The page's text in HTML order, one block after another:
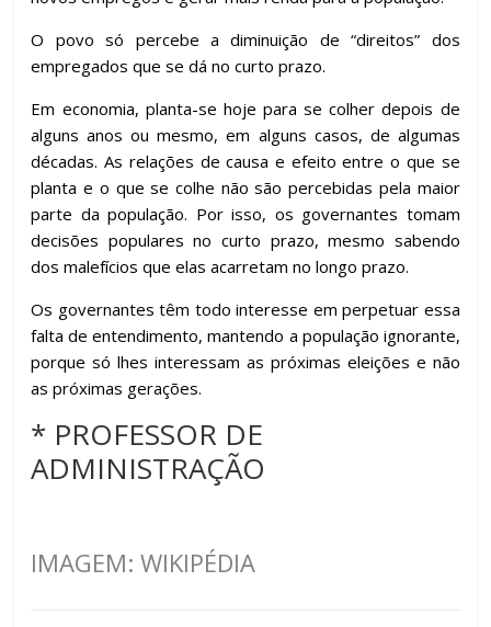
O povo só percebe a diminuição de “direitos” dos
empregados que se dá no curto prazo.
Em economia, planta-se hoje para se colher depois de
alguns anos ou mesmo, em alguns casos, de algumas
décadas. As relações de causa e efeito entre o que se
planta e o que se colhe não são percebidas pela maior
parte da população. Por isso, os governantes tomam
decisões populares no curto prazo, mesmo sabendo
dos malefícios que elas acarretam no longo prazo.
Os governantes têm todo interesse em perpetuar essa
falta de entendimento, mantendo a população ignorante,
porque só lhes interessam as próximas eleições e não
as próximas gerações.
* PROFESSOR DE
ADMINISTRAÇÃO
IMAGEM: WIKIPÉDIA